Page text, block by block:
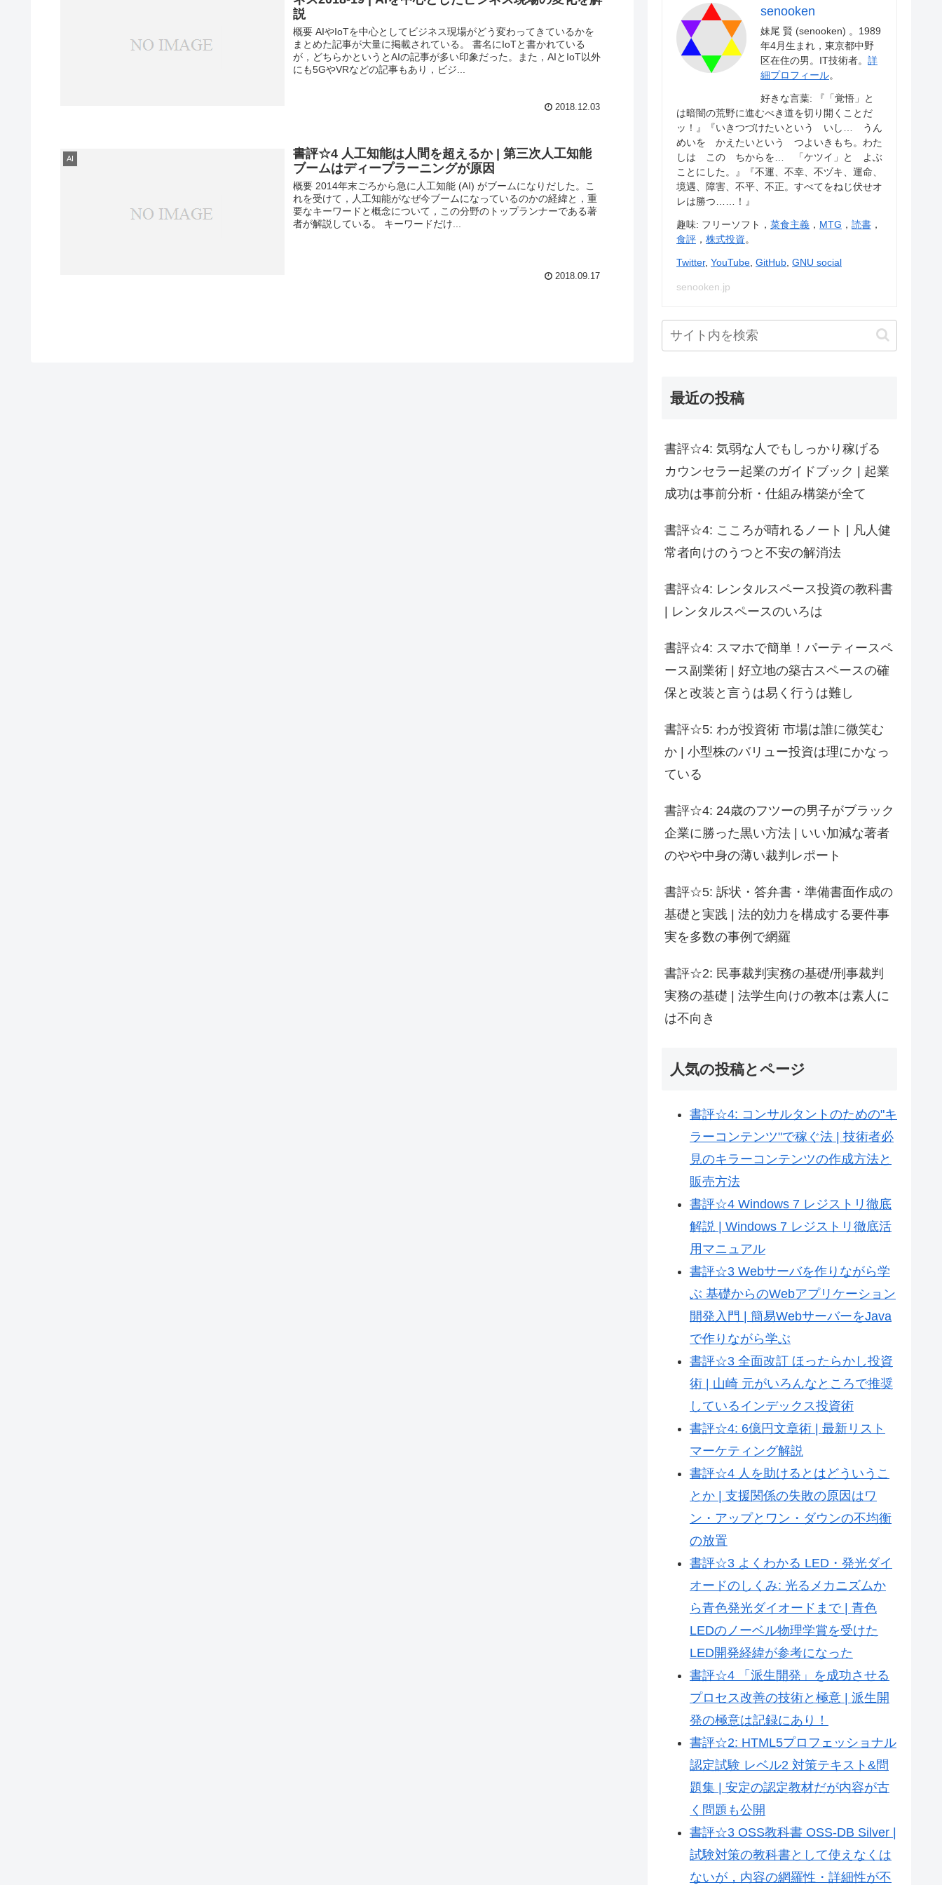
説
概要 AIやIoTを中心としてビジネス現場がどう変わってきているかを
まとめた記事が大量に掲載されている。 書名にIoTと書かれている
が，どちらかというとAIの記事が多い印象だった。また，AIとIoT以外
にも5GやVRなどの記事もあり，ビジ...
2018.12.03
AI
書評☆4 人工知能は人間を超えるか | 第三次人工知能
ブームはディープラーニングが原因
概要 2014年末ごろから急に人工知能 (AI) がブームになりだした。こ
れを受けて，人工知能がなぜ今ブームになっているのかの経緯と，重
要なキーワードと概念について，この分野のトップランナーである著
者が解説している。 キーワードだけ...
2018.09.17
senooken
妹尾 賢 (senooken) 。1989
年4月生まれ，東京都中野
区在住の男。IT技術者。 詳
細プロフィール。
好きな言葉: 『「覚悟」と
は暗闇の荒野に進むべき道を切り開くことだ
ッ！』『いきつづけたいという いし… うん
めいを かえたいという つよいきもち。わた
しは この ちからを… 「ケツイ」と よぶ
ことにした。』『不運、不幸、不ヅキ、運命、
境遇、障害、不平、不正。すべてをねじ伏せオ
レは勝つ……！』
趣味: フリーソフト， 菜食主義 ， MTG ， 読書 ，
食評 ， 株式投資。
Twitter, YouTube GitHub GNU social
senooken.jp
最近の投稿
書評☆4: 気弱な人でもしっかり稼げる
カウンセラー起業のガイドブック | 起業
成功は事前分析・仕組み構築が全て
書評☆4: こころが晴れるノート | 凡人健
常者向けのうつと不安の解消法
書評☆4: レンタルスペース投資の教科書
| レンタルスペースのいろは
書評☆4: スマホで簡単！パーティースペ
ース副業術 | 好立地の築古スペースの確
保と改装と言うは易く行うは難し
書評☆5: わが投資術 市場は誰に微笑む
か | 小型株のバリュー投資は理にかなっ
ている
書評☆4: 24歳のフツーの男子がブラック
企業に勝った黒い方法 | いい加減な著者
のやや中身の薄い裁判レポート
書評☆5: 訴状・答弁書・準備書面作成の
基礎と実践 | 法的効力を構成する要件事
実を多数の事例で網羅
書評☆2: 民事裁判実務の基礎/刑事裁判
実務の基礎 | 法学生向けの教本は素人に
は不向き
人気の投稿とページ
書評☆4: コンサルタントのための"キ
ラーコンテンツ"で稼ぐ法 | 技術者必
見のキラーコンテンツの作成方法と
販売方法
書評☆4 Windows 7 レジストリ徹底
解説 | Windows 7 レジストリ徹底活
用マニュアル
書評☆3 Webサーバを作りながら学
ぶ 基礎からのWebアプリケーション
開発入門 | 簡易WebサーバーをJava
で作りながら学ぶ
書評☆3 全面改訂 ほったらかし投資
術 | 山崎 元がいろんなところで推奨
しているインデックス投資術
書評☆4: 6億円文章術 | 最新リスト
マーケティング解説
書評☆4 人を助けるとはどういうこ
とか | 支援関係の失敗の原因はワ
ン・アップとワン・ダウンの不均衡
の放置
書評☆3 よくわかる LED・発光ダイ
オードのしくみ: 光るメカニズムか
ら青色発光ダイオードまで | 青色
LEDのノーベル物理学賞を受けた
LED開発経緯が参考になった
書評☆4 「派生開発」を成功させる
プロセス改善の技術と極意 | 派生開
発の極意は記録にあり！
書評☆2: HTML5プロフェッショナル
認定試験 レベル2 対策テキスト&問
題集 | 安定の認定教材だが内容が古
く問題も公開
書評☆3 OSS教科書 OSS-DB Silver |
試験対策の教科書として使えなくは
ないが，内容の網羅性・詳細性が不